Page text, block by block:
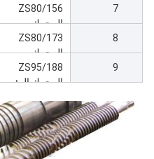
التطويق
7
ZS80/156
المحرك
التطويق
8
ZS80/173
المحرك
طحن
9
ZS95/188
المحرك الرئيسي